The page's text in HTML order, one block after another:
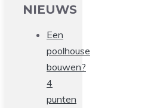
NIEUWS
Een
poolhouse
bouwen?
4
punten